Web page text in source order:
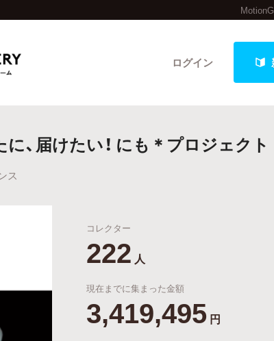
ログイン
了間近のプロジェクト
最新進捗報告から探す
ロジェクト
、届けたい！ にも＊プロジェクト
ス
コレクター
222 人
現在までに集まった金額
3,419,495 円